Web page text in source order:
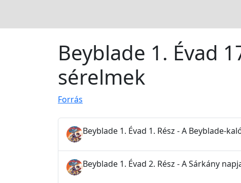
Beyblade 1. Évad
sérelmek
Forrás
Beyblade 1. Évad 1. Rész - A Beyblade-
Beyblade 1. Évad 2. Rész - A Sárkány